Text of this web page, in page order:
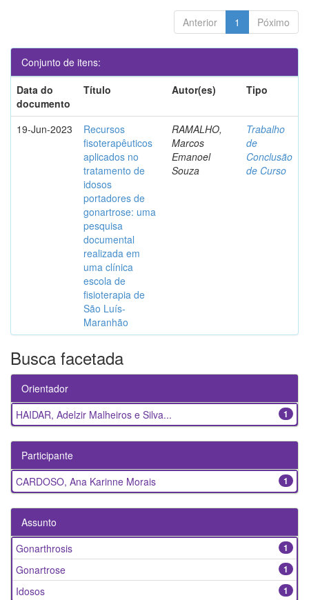
Anterior 1 Póximo
Conjunto de itens:
Data do
documento
Título Autor(es) Tipo
19-Jun-2023
Recursos
fisoterapêuticos
aplicados no
tratamento de
idosos
portadores de
gonartrose: uma
pesquisa
documental
realizada em
uma clínica
escola de
fisioterapia de
São Luís-
Maranhão
RAMALHO,
Marcos
Emanoel
Souza
Trabalho
de
Conclusão
de Curso
Busca facetada
Orientador
1
HAIDAR, Adelzir Malheiros e Silva...
Participante
1
CARDOSO, Ana Karinne Morais
Assunto
1
Gonarthrosis
1
Gonartrose
1
Idosos